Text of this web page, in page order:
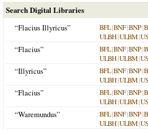
Search Digital Libraries
“Flacius Illyricus”
BFL|BNF|BNP|
ULBH|ULBM|
“Flacius” BFL|BNF|BNP|
ULBH|ULBM|
“Illyricus” BFL|BNF|BNP|
ULBH|ULBM|
“Flacius” BFL|BNF|BNP|
ULBH|ULBM|
“Waremundus” BFL|BNF|BNP|
ULBH|ULBM|